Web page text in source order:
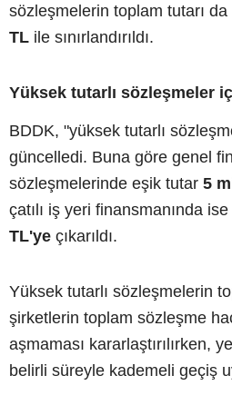
sözleşmelerin toplam tutarı da
TL ile sınırlandırıldı.
Yüksek tutarlı sözleşmeler
BDDK, "yüksek tutarlı
güncelledi. Buna göre genel
sözleşmelerinde eşik tutar 5
çatılı iş yeri finansmanında ise
TL'ye çıkarıldı.
Yüksek tutarlı sözleşmelerin
şirketlerin toplam sözleşme
aşmaması kararlaştırılırken,
belirli süreyle kademeli geçiş